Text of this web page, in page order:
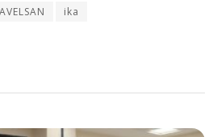
ika